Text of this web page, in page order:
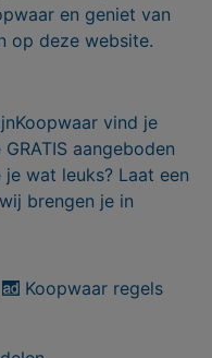
en geniet van
op deze website.
vind je
aangeboden
wat leuks? Laat een
brengen je in
Koopwaar regels